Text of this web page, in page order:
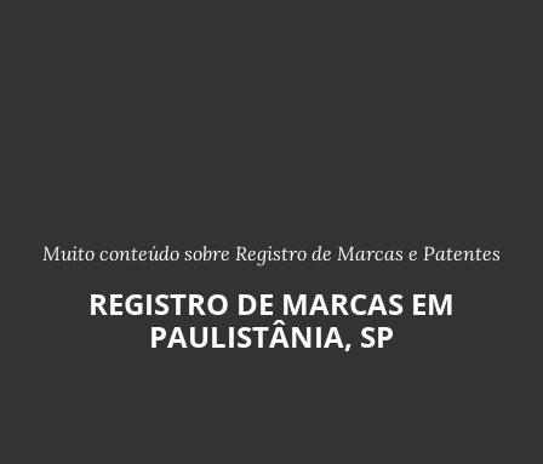
Muito conteúdo sobre Registro de Marcas e Patentes
REGISTRO DE MARCAS EM
PAULISTÂNIA, SP